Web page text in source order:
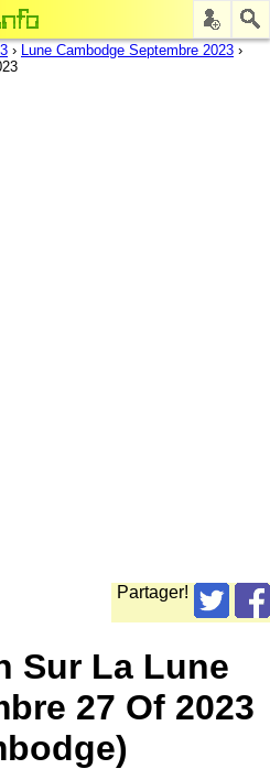
› Lune Cambodge Septembre 2023 ›
Partager!
Sur La Lune
27 Of 2023